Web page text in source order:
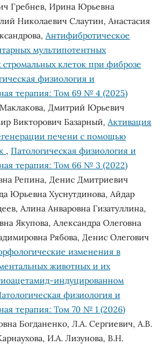
Гребнев, Ирина Юрьевна
Николаевич Слаутин, Анастасия
Антифибротическое
мультипотентных
клеток при фиброзе
физиология и
терапия: Том 69 № 4 (2025)
Дмитрий Юрьевич
Викторович Базарный, Активация
печени с помощью
, Патологическая физиология и
терапия: Том 66 № 3 (2022)
Репина, Денис Дмитриевич
Юрьевна Хуснутдинова, Айдар
Алина Анваровна Гизатуллина,
Якупова, Александра Олеговна
Рябова, Денис Олегович
изменения в
животных и их
индуцированном
физиология и
терапия: Том 70 № 1 (2026)
Богданенко, Л.А. Cеpгиевич, А.В.
И.А. Лизунова, В.Н.